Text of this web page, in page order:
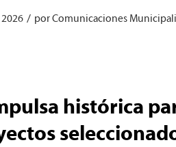
/ porComunicaciones
histórica